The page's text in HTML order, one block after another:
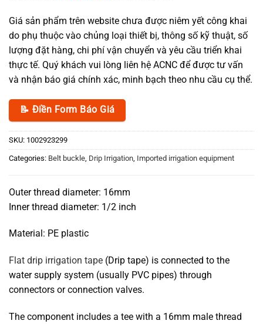
Giá sản phẩm trên website chưa được niêm yết công khai
do phụ thuộc vào chủng loại thiết bị, thông số kỹ thuật, số
lượng đặt hàng, chi phí vận chuyển và yêu cầu triển khai
thực tế. Quý khách vui lòng liên hệ ACNC để được tư vấn
và nhận báo giá chính xác, minh bạch theo nhu cầu cụ thể.
📝 Điền Form Báo Giá
SKU: 1002923299
Categories: Belt buckle Drip Irrigation Imported irrigation equipment
Outer thread diameter: 16mm
Inner thread diameter: 1/2 inch
Material: PE plastic
Flat drip irrigation tape (Drip tape) is connected to the
water supply system (usually PVC pipes) through
connectors or connection valves.
The component includes a tee with a 16mm male thread